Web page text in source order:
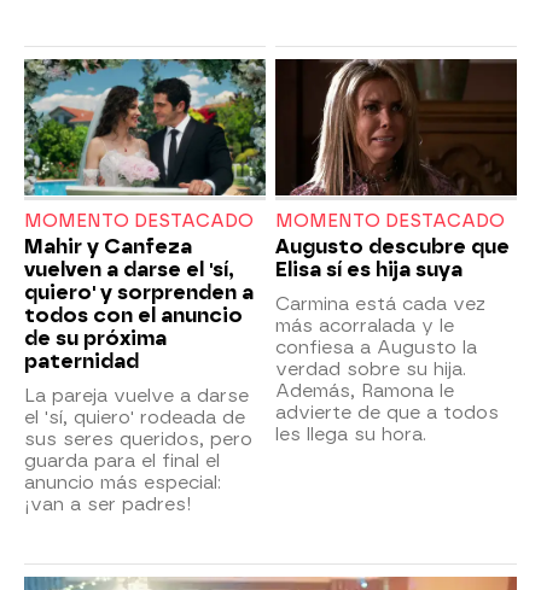
MOMENTO DESTACADO
Mahir y Canfeza
vuelven a darse el 'sí,
quiero' y sorprenden a
todos con el anuncio
de su próxima
paternidad
La pareja vuelve a darse
el 'sí, quiero' rodeada de
sus seres queridos, pero
guarda para el final el
anuncio más especial:
¡van a ser padres!
MOMENTO DESTACADO
Augusto descubre que
Elisa sí es hija suya
Carmina está cada vez
más acorralada y le
confiesa a Augusto la
verdad sobre su hija.
Además, Ramona le
advierte de que a todos
les llega su hora.